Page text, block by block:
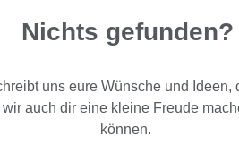
Nichts gefunden?
uns eure Wünsche und Ideen,
wir auch dir eine kleine Freude
können.